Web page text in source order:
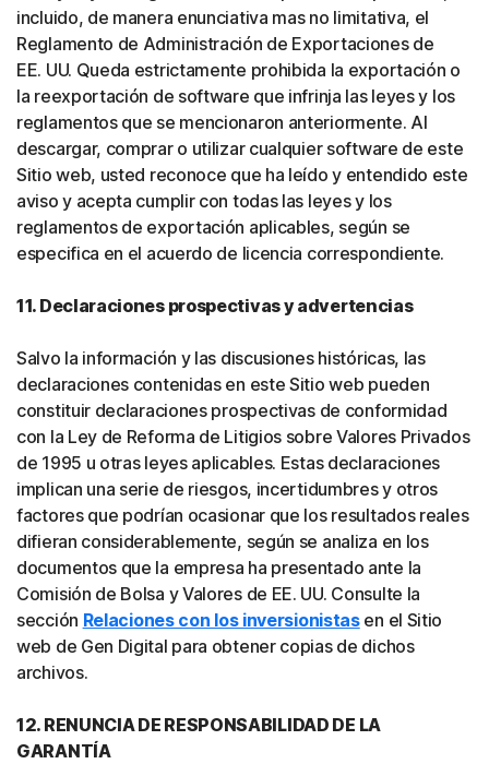
incluido, de manera enunciativa mas no limitativa, el
Reglamento de Administración de Exportaciones de
EE. UU. Queda estrictamente prohibida la exportación o
la reexportación de software que infrinja las leyes y los
reglamentos que se mencionaron anteriormente. Al
descargar, comprar o utilizar cualquier software de este
Sitio web, usted reconoce que ha leído y entendido este
aviso y acepta cumplir con todas las leyes y los
reglamentos de exportación aplicables, según se
especifica en el acuerdo de licencia correspondiente.
11. Declaraciones prospectivas y advertencias
Salvo la información y las discusiones históricas, las
declaraciones contenidas en este Sitio web pueden
constituir declaraciones prospectivas de conformidad
con la Ley de Reforma de Litigios sobre Valores Privados
de 1995 u otras leyes aplicables. Estas declaraciones
implican una serie de riesgos, incertidumbres y otros
factores que podrían ocasionar que los resultados reales
difieran considerablemente, según se analiza en los
documentos que la empresa ha presentado ante la
Comisión de Bolsa y Valores de EE. UU. Consulte la
sección Relaciones con los inversionistasen el Sitio
web de Gen Digital para obtener copias de dichos
archivos.
12. RENUNCIA DE RESPONSABILIDAD DE LA
GARANTÍA